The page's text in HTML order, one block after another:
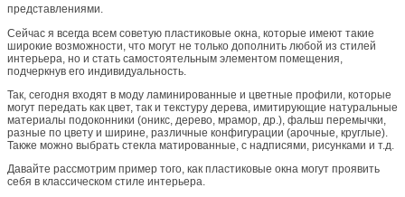
представлениями.
Сейчас я всегда всем советую пластиковые окна, которые имеют такие
широкие возможности, что могут не только дополнить любой из стилей
интерьера, но и стать самостоятельным элементом помещения,
подчеркнув его индивидуальность.
Так, сегодня входят в моду ламинированные и цветные профили, которые
могут передать как цвет, так и текстуру дерева, имитирующие натуральные
материалы подоконники (оникс, дерево, мрамор, др.), фальш перемычки,
разные по цвету и ширине, различные конфигурации (арочные, круглые).
Также можно выбрать стекла матированные, с надписями, рисунками и т.д.
Давайте рассмотрим пример того, как пластиковые окна могут проявить
себя в классическом стиле интерьера.